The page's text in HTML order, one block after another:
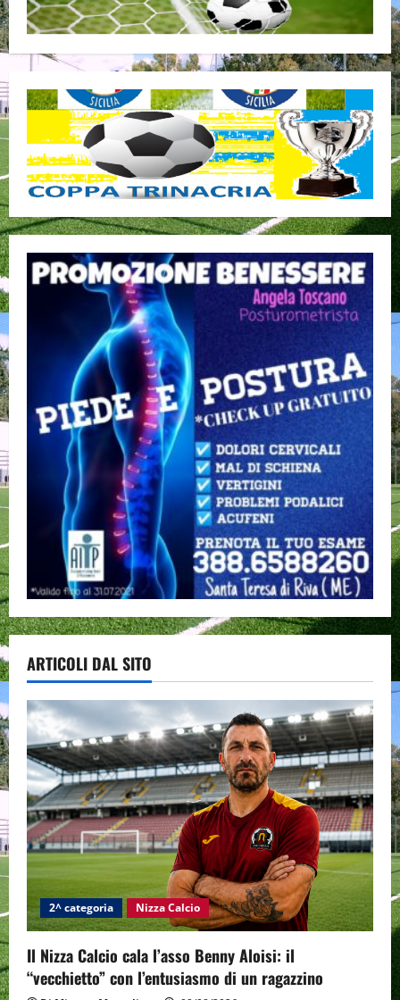
ARTICOLI DAL SITO
2^ categoria Nizza Calcio
Il Nizza Calcio cala l’asso Benny Aloisi: il
“vecchietto” con l’entusiasmo di un ragazzino